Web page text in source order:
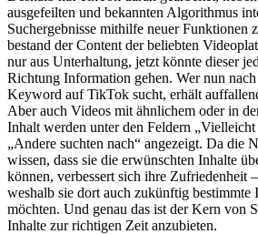
ausgefeilten und bekannten Algorithmus
Suchergebnisse mithilfe neuer Funktionen
bestand der Content der beliebten
nur aus Unterhaltung, jetzt könnte dieser
Richtung Information gehen. Wer nun
Keyword auf TikTok sucht, erhält
Aber auch Videos mit ähnlichem oder in
Inhalt werden unter den Feldern
„Andere suchten nach“ angezeigt. Da die
wissen, dass sie die erwünschten Inhalte
können, verbessert sich ihre Zufriedenheit
weshalb sie dort auch zukünftig bestimmte
möchten. Und genau das ist der Kern von
Inhalte zur richtigen Zeit anzubieten.